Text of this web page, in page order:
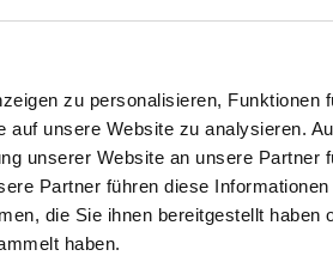
zu personalisieren, Funktionen
auf unsere Website zu analysieren.
unserer Website an unsere Partner
Partner führen diese Informationen
die Sie ihnen bereitgestellt haben
haben.
Consulting Corporate
Berufsbegleitendes Praxisstudium
für Führungskräfte